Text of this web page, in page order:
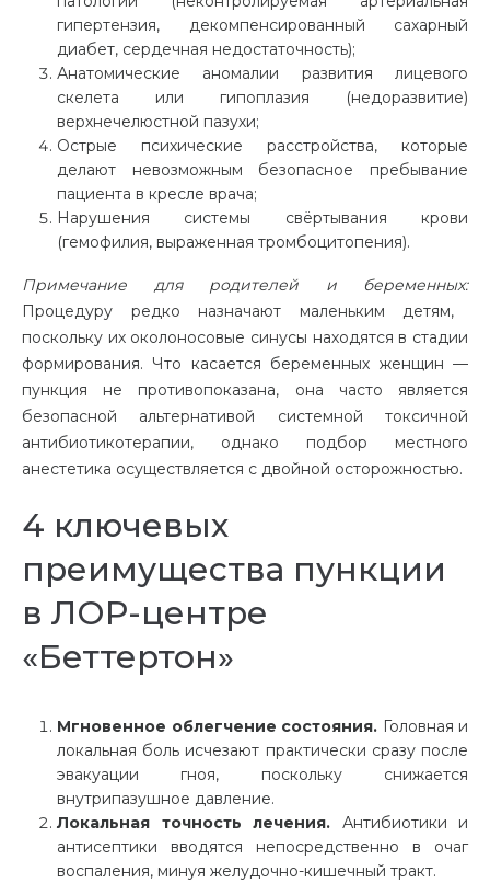
гипертензия, декомпенсированный сахарный
диабет, сердечная недостаточность);
Анатомические аномалии развития лицевого
скелета или гипоплазия (недоразвитие)
верхнечелюстной пазухи;
Острые психические расстройства, которые
делают невозможным безопасное пребывание
пациента в кресле врача;
Нарушения системы свёртывания крови
(гемофилия, выраженная тромбоцитопения).
Примечание для родителей и беременных:
Процедуру редко назначают маленьким детям,
поскольку их околоносовые синусы находятся в стадии
формирования. Что касается беременных женщин —
пункция не противопоказана, она часто является
безопасной альтернативой системной токсичной
антибиотикотерапии, однако подбор местного
анестетика осуществляется с двойной осторожностью.
4 ключевых
преимущества пункции
в ЛОР-центре
«Беттертон»
Мгновенное облегчение состояния. Головная и
локальная боль исчезают практически сразу после
эвакуации гноя, поскольку снижается
внутрипазушное давление.
Локальная точность лечения. Антибиотики и
антисептики вводятся непосредственно в очаг
воспаления, минуя желудочно-кишечный тракт.